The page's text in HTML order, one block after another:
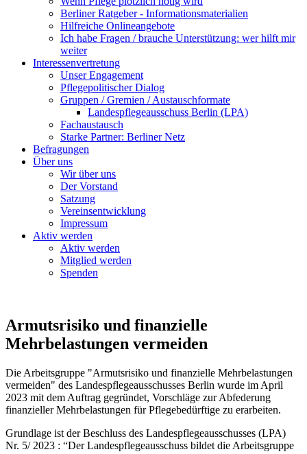
Berliner Ratgeber - Informationsmaterialien
Hilfreiche Onlineangebote
Ich habe Fragen / brauche Unterstützung: wer hilft mir
weiter
Interessenvertretung
Unser Engagement
Pflegepolitischer Dialog
Gruppen / Gremien / Austauschformate
Landespflegeausschuss Berlin (LPA)
Fachaustausch
Starke Partner: Berliner Netz
Befragungen
Über uns
Wir über uns
Der Vorstand
Satzung
Vereinsentwicklung
Impressum
Aktiv werden
Aktiv werden
Mitglied werden
Spenden
Armutsrisiko und finanzielle
Mehrbelastungen vermeiden
Die Arbeitsgruppe "Armutsrisiko und finanzielle Mehrbelastungen
vermeiden" des Landespflegeausschusses Berlin wurde im April
2023 mit dem Auftrag gegründet, Vorschläge zur Abfederung
finanzieller Mehrbelastungen für Pflegebedürftige zu erarbeiten.
Grundlage ist der Beschluss des Landespflegeausschusses (LPA)
Nr. 5/ 2023 : “Der Landespflegeausschuss bildet die Arbeitsgruppe